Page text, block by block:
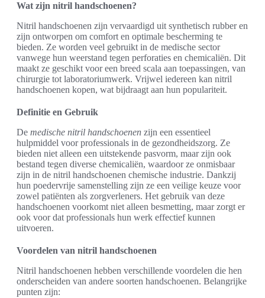
Wat zijn nitril handschoenen?
Nitril handschoenen zijn vervaardigd uit synthetisch rubber en
zijn ontworpen om comfort en optimale bescherming te
bieden. Ze worden veel gebruikt in de medische sector
vanwege hun weerstand tegen perforaties en chemicaliën. Dit
maakt ze geschikt voor een breed scala aan toepassingen, van
chirurgie tot laboratoriumwerk. Vrijwel iedereen kan nitril
handschoenen kopen, wat bijdraagt aan hun populariteit.
Definitie en Gebruik
De medische nitril handschoenen zijn een essentieel
hulpmiddel voor professionals in de gezondheidszorg. Ze
bieden niet alleen een uitstekende pasvorm, maar zijn ook
bestand tegen diverse chemicaliën, waardoor ze onmisbaar
zijn in de nitril handschoenen chemische industrie. Dankzij
hun poedervrije samenstelling zijn ze een veilige keuze voor
zowel patiënten als zorgverleners. Het gebruik van deze
handschoenen voorkomt niet alleen besmetting, maar zorgt er
ook voor dat professionals hun werk effectief kunnen
uitvoeren.
Voordelen van nitril handschoenen
Nitril handschoenen hebben verschillende voordelen die hen
onderscheiden van andere soorten handschoenen. Belangrijke
punten zijn: